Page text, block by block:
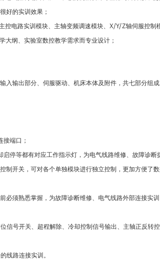
好的实训效果；
电路实训模块、主轴变频调速模块、X/Y/Z轴伺服控
大纲、实验室数控教学需求而专业设计；
输出部分、伺服驱动、机床本体及附件，共七部分组成
端口；
停等都有对应工作指示灯，为电气线路维修、故障诊断
开关，可对各个单独模块进行独立控制，更加方便了数
须熟悉掌握，为故障诊断维修、电气线路外部连接实
信号开关、超程解除、冷却控制信号输出、主轴正反
线路连接实训。